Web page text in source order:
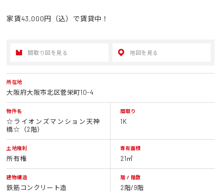
家賃43,000円（込）で賃貸中！
間取り図を見る 地図を見る
所在地
大阪府大阪市北区菅栄町10-4
物件名
☆ライオンズマンション天神
橋☆（2階）
間取り
1K
土地権利
所有権
専有面積
21㎡
建物構造
鉄筋コンクリート造
階 / 階数
2階/9階